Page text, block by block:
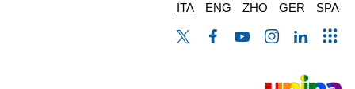
ITA ENG ZHO GER SPA